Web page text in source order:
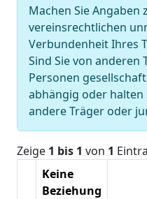
Machen Sie Angaben
vereinsrechtlichen
Verbundenheit Ihres
Sind Sie von
Personen
abhängig oder halten
andere Träger oder
Zeige 1 bis 1 von 1
Keine
Beziehung